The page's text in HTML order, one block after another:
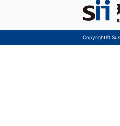
Copyright©